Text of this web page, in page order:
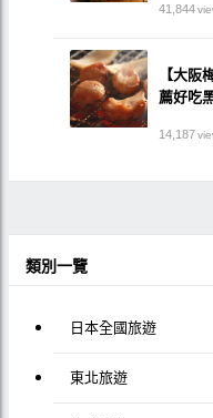
41,844
【大阪
薦好吃
14,187
類別一覽
日本全國旅遊
東北旅遊